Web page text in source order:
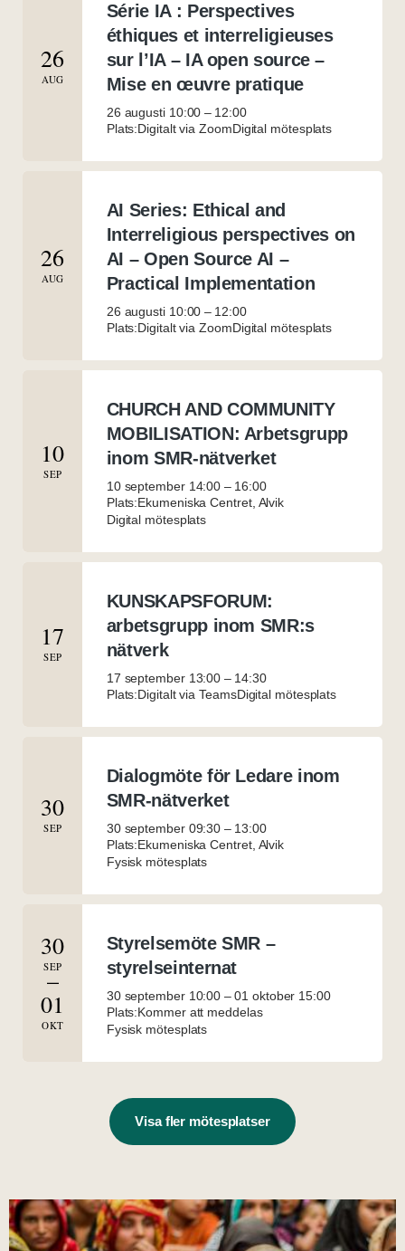
26
AUG
Série IA : Perspectives
éthiques et interreligieuses
sur l’IA – IA open source –
Mise en œuvre pratique
26 augusti 10:00 – 12:00
Plats:Digitalt via ZoomDigital mötesplats
26
AUG
AI Series: Ethical and
Interreligious perspectives on
AI – Open Source AI –
Practical Implementation
26 augusti 10:00 – 12:00
Plats:Digitalt via ZoomDigital mötesplats
10
SEP
CHURCH AND COMMUNITY
MOBILISATION: Arbetsgrupp
inom SMR-nätverket
10 september 14:00 – 16:00
Plats:Ekumeniska Centret, Alvik
Digital mötesplats
17
SEP
KUNSKAPSFORUM:
arbetsgrupp inom SMR:s
nätverk
17 september 13:00 – 14:30
Plats:Digitalt via TeamsDigital mötesplats
30
SEP
Dialogmöte för Ledare inom
SMR-nätverket
30 september 09:30 – 13:00
Plats:Ekumeniska Centret, Alvik
Fysisk mötesplats
30
SEP
–
01
OKT
Styrelsemöte SMR –
styrelseinternat
30 september 10:00 – 01 oktober 15:00
Plats:Kommer att meddelas
Fysisk mötesplats
Visa fler mötesplatser